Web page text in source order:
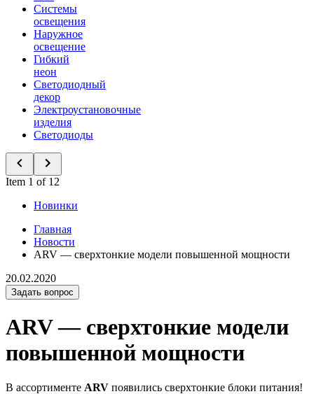
Системы
освещения
Наружное
освещение
Гибкий
неон
Светодиодный
декор
Электроустановочные
изделия
Светодиоды
Item 1 of 12
Новинки
Главная
Новости
ARV — сверхтонкие модели повышенной мощности
20.02.2020
Задать вопрос
ARV — сверхтонкие модели
повышенной мощности
В ассортименте ARV появились сверхтонкие блоки питания!